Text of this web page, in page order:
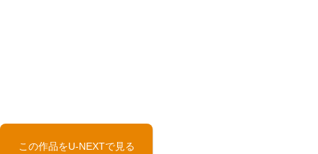
この作品をU-NEXTで見る